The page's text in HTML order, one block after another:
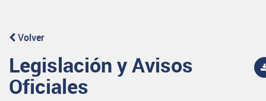
Volver
Legislación y Avisos
Oficiales